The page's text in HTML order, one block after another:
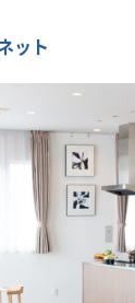
ット